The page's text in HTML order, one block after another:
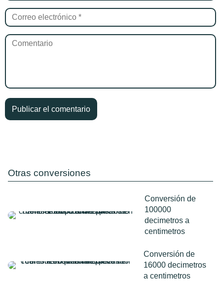
Otras conversiones
Conversión de
100000
decimetros a
centimetros
Conversión de
16000 decimetros
a centimetros